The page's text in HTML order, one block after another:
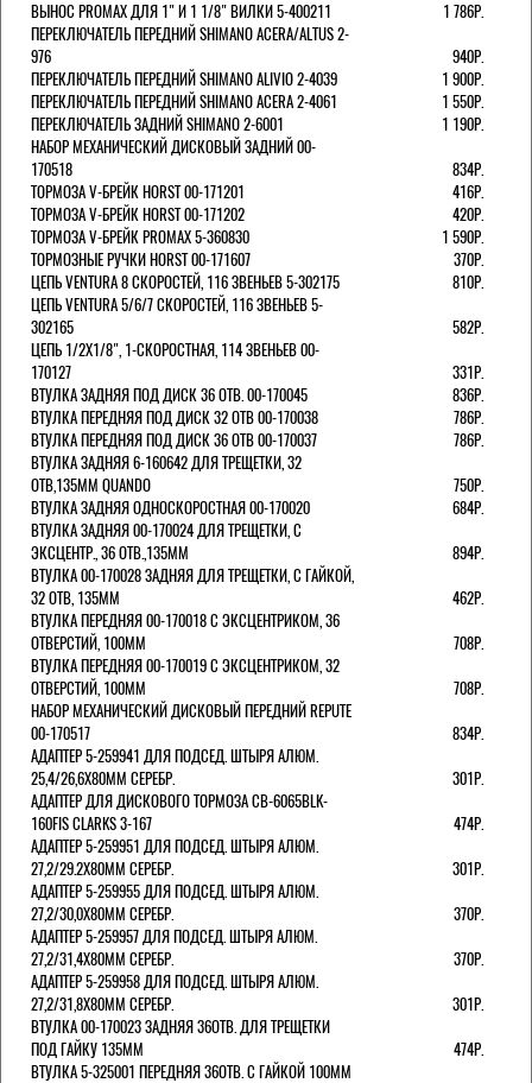
ВЫНОС PROMAX ДЛЯ 1" И 1 1/8" ВИЛКИ 5-400211
1 786Р.
ПЕРЕКЛЮЧАТЕЛЬ ПЕРЕДНИЙ SHIMANO ACERA/ALTUS 2-
976
940Р.
ПЕРЕКЛЮЧАТЕЛЬ ПЕРЕДНИЙ SHIMANO ALIVIO 2-4039
1 900Р.
ПЕРЕКЛЮЧАТЕЛЬ ПЕРЕДНИЙ SHIMANO ACERA 2-4061
1 550Р.
ПЕРЕКЛЮЧАТЕЛЬ ЗАДНИЙ SHIMANO 2-6001
1 190Р.
НАБОР МЕХАНИЧЕСКИЙ ДИСКОВЫЙ ЗАДНИЙ 00-
170518
834Р.
ТОРМОЗА V-БРЕЙК HORST 00-171201
416Р.
ТОРМОЗА V-БРЕЙК HORST 00-171202
420Р.
ТОРМОЗА V-БРЕЙК PROMAX 5-360830
1 590Р.
ТОРМОЗНЫЕ РУЧКИ HORST 00-171607
370Р.
ЦЕПЬ VENTURA 8 СКОРОСТЕЙ, 116 ЗВЕНЬЕВ 5-302175
810Р.
ЦЕПЬ VENTURA 5/6/7 СКОРОСТЕЙ, 116 ЗВЕНЬЕВ 5-
302165
582Р.
ЦЕПЬ 1/2Х1/8", 1-СКОРОСТНАЯ, 114 ЗВЕНЬЕВ 00-
170127
331Р.
ВТУЛКА ЗАДНЯЯ ПОД ДИСК 36 ОТВ. 00-170045
836Р.
ВТУЛКА ПЕРЕДНЯЯ ПОД ДИСК 32 ОТВ 00-170038
786Р.
ВТУЛКА ПЕРЕДНЯЯ ПОД ДИСК 36 ОТВ 00-170037
786Р.
ВТУЛКА ЗАДНЯЯ 6-160642 ДЛЯ ТРЕЩЕТКИ, 32
ОТВ,135ММ QUANDO
750Р.
ВТУЛКА ЗАДНЯЯ ОДНОСКОРОСТНАЯ 00-170020
684Р.
ВТУЛКА ЗАДНЯЯ 00-170024 ДЛЯ ТРЕЩЕТКИ, С
ЭКСЦЕНТР., 36 ОТВ.,135ММ
894Р.
ВТУЛКА 00-170028 ЗАДНЯЯ ДЛЯ ТРЕЩЕТКИ, С ГАЙКОЙ,
32 ОТВ, 135ММ
462Р.
ВТУЛКА ПЕРЕДНЯЯ 00-170018 С ЭКСЦЕНТРИКОМ, 36
ОТВЕРСТИЙ, 100ММ
708Р.
ВТУЛКА ПЕРЕДНЯЯ 00-170019 С ЭКСЦЕНТРИКОМ, 32
ОТВЕРСТИЙ, 100ММ
708Р.
НАБОР МЕХАНИЧЕСКИЙ ДИСКОВЫЙ ПЕРЕДНИЙ REPUTE
00-170517
834Р.
АДАПТЕР 5-259941 ДЛЯ ПОДСЕД. ШТЫРЯ АЛЮМ.
25,4/26,6Х80ММ СЕРЕБР.
301Р.
АДАПТЕР ДЛЯ ДИСКОВОГО ТОРМОЗА CB-6065BLK-
160FIS CLARKS 3-167
474Р.
АДАПТЕР 5-259951 ДЛЯ ПОДСЕД. ШТЫРЯ АЛЮМ.
27,2/29.2Х80ММ СЕРЕБР.
301Р.
АДАПТЕР 5-259955 ДЛЯ ПОДСЕД. ШТЫРЯ АЛЮМ.
27,2/30,0Х80ММ СЕРЕБР.
370Р.
АДАПТЕР 5-259957 ДЛЯ ПОДСЕД. ШТЫРЯ АЛЮМ.
27,2/31,4Х80ММ СЕРЕБР.
370Р.
АДАПТЕР 5-259958 ДЛЯ ПОДСЕД. ШТЫРЯ АЛЮМ.
27,2/31,8Х80ММ СЕРЕБР.
301Р.
ВТУЛКА 00-170023 ЗАДНЯЯ 36ОТВ. ДЛЯ ТРЕЩЕТКИ
ПОД ГАЙКУ 135ММ
474Р.
ВТУЛКА 5-325001 ПЕРЕДНЯЯ 36ОТВ. С ГАЙКОЙ 100ММ